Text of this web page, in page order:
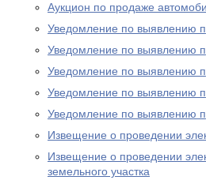
Аукцион по продаже
Уведомление по выявлению
Уведомление по выявлению
Уведомление по выявлению
Уведомление по выявлению
Уведомление по выявлению
Извещение о проведении
Извещение о проведении
земельного участка